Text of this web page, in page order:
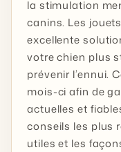
la stimulation
canins. Les
excellente
votre chien plus
prévenir l’ennui.
mois-ci afin de
actuelles et
conseils les plus
utiles et les